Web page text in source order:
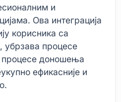
и
Ова интеграција
корисника са
убрзава процесе
доношења
ефикасније и